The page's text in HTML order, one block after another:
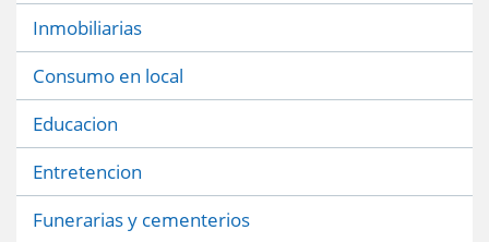
Inmobiliarias
Consumo en local
Educacion
Entretencion
Funerarias y cementerios